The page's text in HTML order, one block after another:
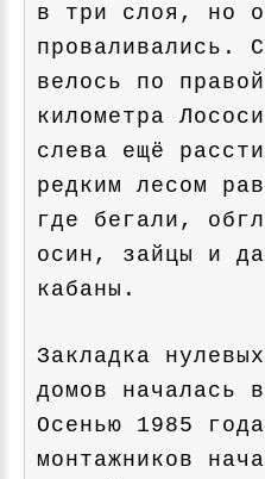
в три слоя, но
проваливались.
велось по
километра
слева ещё
редким лесом
где бегали,
осин, зайцы и
кабаны.
Закладка
домов началась
Осенью 1985
монтажников